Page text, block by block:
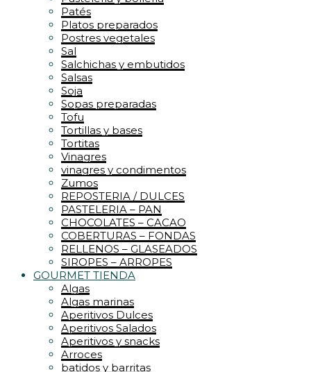
Patés
Platos preparados
Postres vegetales
Sal
Salchichas y embutidos
Salsas
Soja
Sopas preparadas
Tofu
Tortillas y bases
Tortitas
Vinagres
vinagres y condimentos
Zumos
REPOSTERIA / DULCES
PASTELERIA – PAN
CHOCOLATES – CACAO
COBERTURAS – FONDAS
RELLENOS – GLASEADOS
SIROPES – ARROPES
GOURMET TIENDA
Algas
Algas marinas
Aperitivos Dulces
Aperitivos Salados
Aperitivos y snacks
Arroces
batidos y barritas